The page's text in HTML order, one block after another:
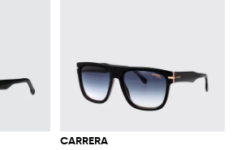
CARRERA